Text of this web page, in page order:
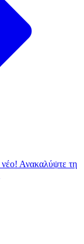
νέο! Ανακαλύψτε τη